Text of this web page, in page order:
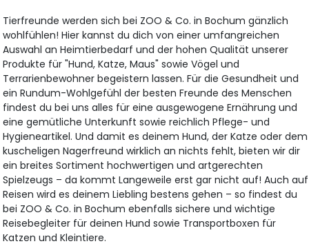
Tierfreunde werden sich bei ZOO & Co. in Bochum gänzlich
wohlfühlen! Hier kannst du dich von einer umfangreichen
Auswahl an Heimtierbedarf und der hohen Qualität unserer
Produkte für "Hund, Katze, Maus" sowie Vögel und
Terrarienbewohner begeistern lassen. Für die Gesundheit und
ein Rundum-Wohlgefühl der besten Freunde des Menschen
findest du bei uns alles für eine ausgewogene Ernährung und
eine gemütliche Unterkunft sowie reichlich Pflege- und
Hygieneartikel. Und damit es deinem Hund, der Katze oder dem
kuscheligen Nagerfreund wirklich an nichts fehlt, bieten wir dir
ein breites Sortiment hochwertigen und artgerechten
Spielzeugs – da kommt Langeweile erst gar nicht auf! Auch auf
Reisen wird es deinem Liebling bestens gehen – so findest du
bei ZOO & Co. in Bochum ebenfalls sichere und wichtige
Reisebegleiter für deinen Hund sowie Transportboxen für
Katzen und Kleintiere.